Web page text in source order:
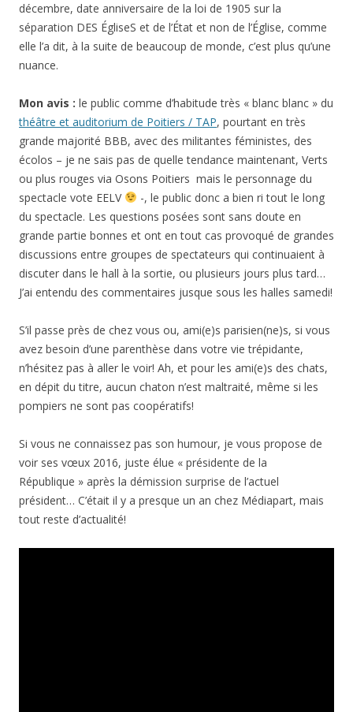
décembre, date anniversaire de la loi de 1905 sur la
séparation DES ÉgliseS et de l’État et non de l’Église, comme
elle l’a dit, à la suite de beaucoup de monde, c’est plus qu’une
nuance.
Mon avis : le public comme d’habitude très « blanc blanc » du
théâtre et auditorium de Poitiers / TAP, pourtant en très
grande majorité BBB, avec des militantes féministes, des
écolos – je ne sais pas de quelle tendance maintenant, Verts
ou plus rouges via Osons Poitiers mais le personnage du
spectacle vote EELV
-, le public donc a bien ri tout le long
du spectacle. Les questions posées sont sans doute en
grande partie bonnes et ont en tout cas provoqué de grandes
discussions entre groupes de spectateurs qui continuaient à
discuter dans le hall à la sortie, ou plusieurs jours plus tard…
J’ai entendu des commentaires jusque sous les halles samedi!
S’il passe près de chez vous ou, ami(e)s parisien(ne)s, si vous
avez besoin d’une parenthèse dans votre vie trépidante,
n’hésitez pas à aller le voir! Ah, et pour les ami(e)s des chats,
en dépit du titre, aucun chaton n’est maltraité, même si les
pompiers ne sont pas coopératifs!
Si vous ne connaissez pas son humour, je vous propose de
voir ses vœux 2016, juste élue « présidente de la
République » après la démission surprise de l’actuel
président… C’était il y a presque un an chez Médiapart, mais
tout reste d’actualité!